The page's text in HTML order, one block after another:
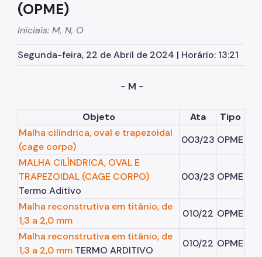
Assessoria de Planejamento – Asplan
Assessoria Parlamentar
Atenção Básica
Atenção Integral às Pessoas em Situação de
Acumulação
Biblioteca de Saúde
Cadastro Nacional de Estabelecimento de Saúde
Comitê de Ética em Pesquisa com Seres Humanos
Conselho Municipal de Saúde
Coordenadoria de Controle Interno
(OPME)
Iniciais: M, N, O
Segunda-feira, 22 de Abril de 2024 | Horário: 13:21
- M -
Objeto Ata
Tipo
Malha cilíndrica, oval e trapezoidal
(cage corpo)
003/23 OPME
MALHA CILÍNDRICA, OVAL E
TRAPEZOIDAL (CAGE CORPO)
Termo Aditivo
003/23 OPME
Malha reconstrutiva em titânio, de
1,3 a 2,0 mm
010/22 OPME
Malha reconstrutiva em titânio, de
1,3 a 2,0 mm TERMO ARDITIVO
010/22 OPME